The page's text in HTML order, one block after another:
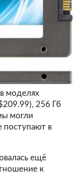
моделях
256 Гб
могли
поступают в
ещё
к